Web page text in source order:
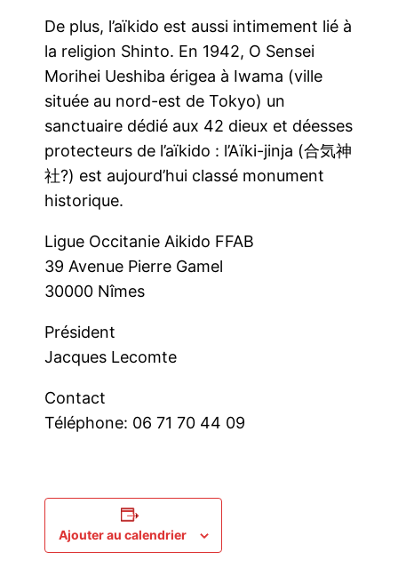
De plus, l’aïkido est aussi intimement lié à
la religion Shinto. En 1942, O Sensei
Morihei Ueshiba érigea à Iwama (ville
située au nord-est de Tokyo) un
sanctuaire dédié aux 42 dieux et déesses
protecteurs de l’aïkido : l’Aïki-jinja (合気神
社?) est aujourd’hui classé monument
historique.
Ligue Occitanie Aikido FFAB
39 Avenue Pierre Gamel
30000 Nîmes
Président
Jacques Lecomte
Contact
Téléphone: 06 71 70 44 09
Ajouter au calendrier